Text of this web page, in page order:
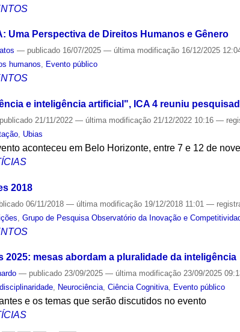
Uma Perspectiva de Direitos Humanos e Gênero
— publicado 16/07/2025— última modificação 16/12/2025
humanos, Evento público
e inteligência artificial", ICA 4 reuniu
publicado 21/11/2022— última modificação 21/12/2022 10:16—
Ubias
aconteceu em Belo Horizonte, entre 7 e 12 de
2018
06/11/2018— última modificação 19/12/2018 11:01—
,Grupo de Pesquisa Observatório da Inovação e
2025: mesas abordam a pluralidade da inteligência
— publicado 23/09/2025— última modificação 23/09/2025
, Neurociência,Ciência Cognitiva, Evento público
e os temas que serão discutidos no evento